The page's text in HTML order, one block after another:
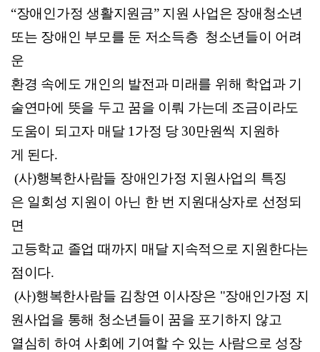
“장애인가정 생활지원금” 지원 사업은 장애청소년
또는 장애인 부모를 둔 저소득층 청소년들이 어려
운
환경 속에도 개인의 발전과 미래를 위해 학업과 기
술연마에 뜻을 두고 꿈을 이뤄 가는데 조금이라도
도움이 되고자 매달 1 가정 당 30만원씩 지원하
게 된다.
(사)행복한사람들 장애인가정 지원사업의 특징
은 일회성 지원이 아닌 한 번 지원대상자로 선정되
면
고등학교 졸업 때까지 매달 지속적으로 지원한다는
점이다.
(사)행복한사람들 김창연 이사장은 "장애인가정 지
원사업을 통해 청소년들이 꿈을 포기하지 않고
열심히 하여 사회에 기여할 수 있는 사람으로 성장